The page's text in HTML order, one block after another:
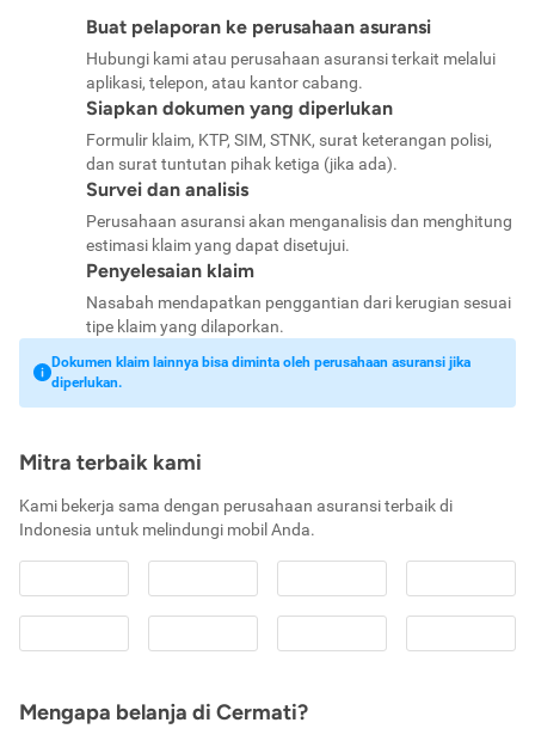
Buat pelaporan ke perusahaan asuransi
Hubungi kami atau perusahaan asuransi terkait melalui
aplikasi, telepon, atau kantor cabang.
Siapkan dokumen yang diperlukan
Formulir klaim, KTP, SIM, STNK, surat keterangan polisi,
dan surat tuntutan pihak ketiga (jika ada).
Survei dan analisis
Perusahaan asuransi akan menganalisis dan menghitung
estimasi klaim yang dapat disetujui.
Penyelesaian klaim
Nasabah mendapatkan penggantian dari kerugian sesuai
tipe klaim yang dilaporkan.
Dokumen klaim lainnya bisa diminta oleh perusahaan asuransi jika
diperlukan.
Mitra terbaik kami
Kami bekerja sama dengan perusahaan asuransi terbaik di
Indonesia untuk melindungi mobil Anda.
Mengapa belanja di Cermati?